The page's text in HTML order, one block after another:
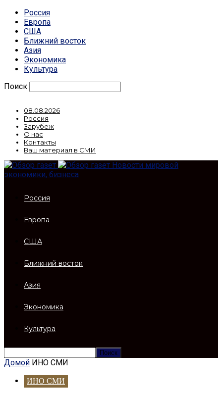
Россия
Европа
США
Ближний восток
Азия
Экономика
Культура
Поиск
08.08.2026
Россия
Зарубеж
О нас
Контакты
Ваш материал в СМИ
Новости мировой
экономики, бизнеса
Россия
Европа
США
Ближний восток
Азия
Экономика
Культура
Домой ИНО СМИ
ИНО СМИ